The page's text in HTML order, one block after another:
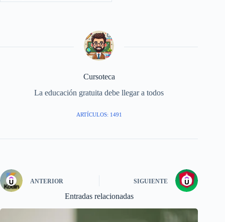
Cursoteca
La educación gratuita debe llegar a todos
ARTÍCULOS: 1491
ANTERIOR SIGUIENTE
Entradas relacionadas